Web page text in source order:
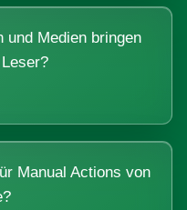
und Medien bringen
Manual Actions von